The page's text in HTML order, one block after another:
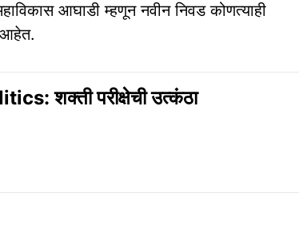
आघाडी म्हणून नवीन निवड कोणत्याही
आहेत.
शक्ती परीक्षेची उत्कंठा